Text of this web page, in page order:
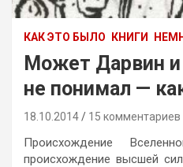
КАК ЭТО БЫЛО КНИГИ
Может Дарвин
не понимал —
18.10.2014 15 комментариев
Происхождение
происхождение высшей